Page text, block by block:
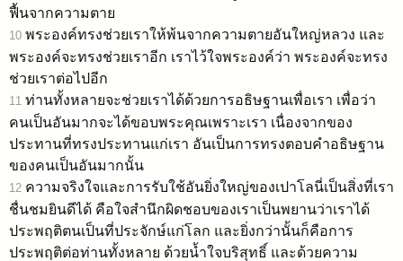
ฟื้นจากความตาย
10 พระองค์ทรงช่วยเราให้พ้นจากความตายอันใหญ่หลวง และ
พระองค์จะทรงช่วยเราอีก เราไว้ใจพระองค์ว่า พระองค์จะทรง
ช่วยเราต่อไปอีก
11 ท่านทั้งหลายจะช่วยเราได้ด้วยการอธิษฐานเพื่อเรา เพื่อว่า
คนเป็นอันมากจะได้ขอบพระคุณเพราะเรา เนื่องจากของ
ประทานที่ทรงประทานแก่เรา อันเป็นการทรงตอบคำอธิษฐาน
ของคนเป็นอันมากนั้น
12 ความจริงใจและการรับใช้อันยิ่งใหญ่ของเปาโลนี่เป็นสิ่งที่เรา
ชื่นชมยินดีได้ คือใจสำนึกผิดชอบของเราเป็นพยานว่าเราได้
ประพฤติตนเป็นที่ประจักษ์แก่โลก และยิ่งกว่านั้นก็คือการ
ประพฤติต่อท่านทั้งหลาย ด้วยน้ำใจบริสุทธิ์ และด้วยความ